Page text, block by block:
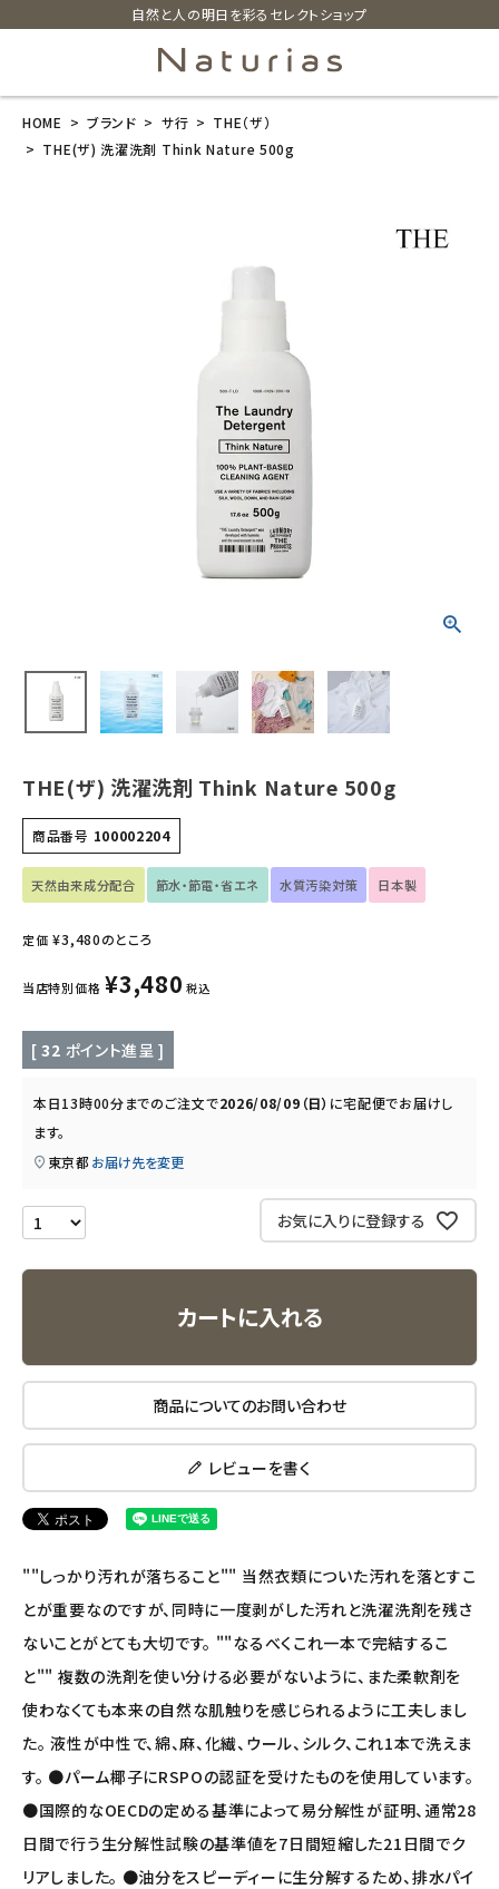
自然と人の明日を彩るセレクトショップ
search
美容・コスメ・香水
衛生用品
日用品雑貨
フェムケア
インナー・下着・ナイトウェア
フード・ドリンク
ブランド
オリジナルブランド
エコリュクス
アルマウィン
アルモニベルツ
コラム・スタッフのおすすめ
ご利用ガイド等
アカウント情報
ようこそ ゲスト 様
meeting_room ログイン person 会員登録
HOME ブランド サ行
THE（ザ）
THE(ザ) 洗濯洗剤 Think Nature 500g
THE(ザ) 洗濯洗剤 Think Nature 500g
商品番号 100002204
天然由来成分配合 節水・節電・省エネ 水質汚染対策 日本製
定価 ¥3,480のところ
当店特別価格 ¥3,480 税込
[ 32 ポイント進呈 ]
本日13時00分までのご注文で2026/08/09（日） に宅配便でお届けし
ます。
東京都 お届け先を変更
お気に入りに登録する
カートに入れる
商品についてのお問い合わせ
レビューを書く
""しっかり汚れが落ちること"" 当然衣類についた汚れを落とすこ
とが重要なのですが、同時に一度剥がした汚れと洗濯洗剤を残さ
ないことがとても大切です。 ""なるべくこれ一本で完結するこ
と"" 複数の洗剤を使い分ける必要がないように、また柔軟剤を
使わなくても本来の自然な肌触りを感じられるように工夫しまし
た。 液性が中性で、綿、麻、化繊、ウール、シルク、これ1本で洗えま
す。 ●パーム椰子にRSPOの認証を受けたものを使用しています。
●国際的なOECDの定める基準によって易分解性が証明、通常28
日間で行う生分解性試験の基準値を7日間短縮した21日間でク
リアしました。 ●油分をスピーディーに生分解するため、排水パイ